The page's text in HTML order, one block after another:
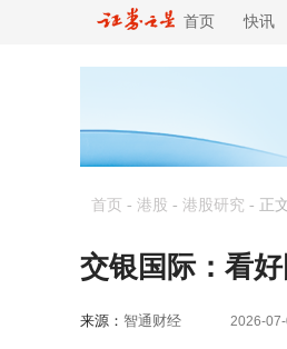
首页 快讯
首页 - 港股 - 港股研究 - 正
交银国际：看
来源： 智通财经 2026-